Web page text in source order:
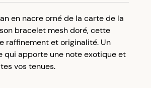
cumulez 5% de vos achats dans
sans minimum d’achat.
de fidélité dès votre
à partir de 50€ d’achats.
en nacre orné de la carte de la
bracelet mesh doré, cette
raffinement et originalité. Un
qui apporte une note exotique et
vos tenues.